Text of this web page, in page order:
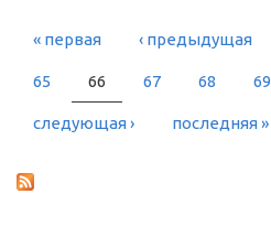
СТРАНИЦЫ
« первая ‹ предыдущая
65 66 67 68 69
следующая › последняя »